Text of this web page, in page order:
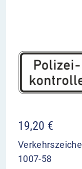
19,20 €
1007-58